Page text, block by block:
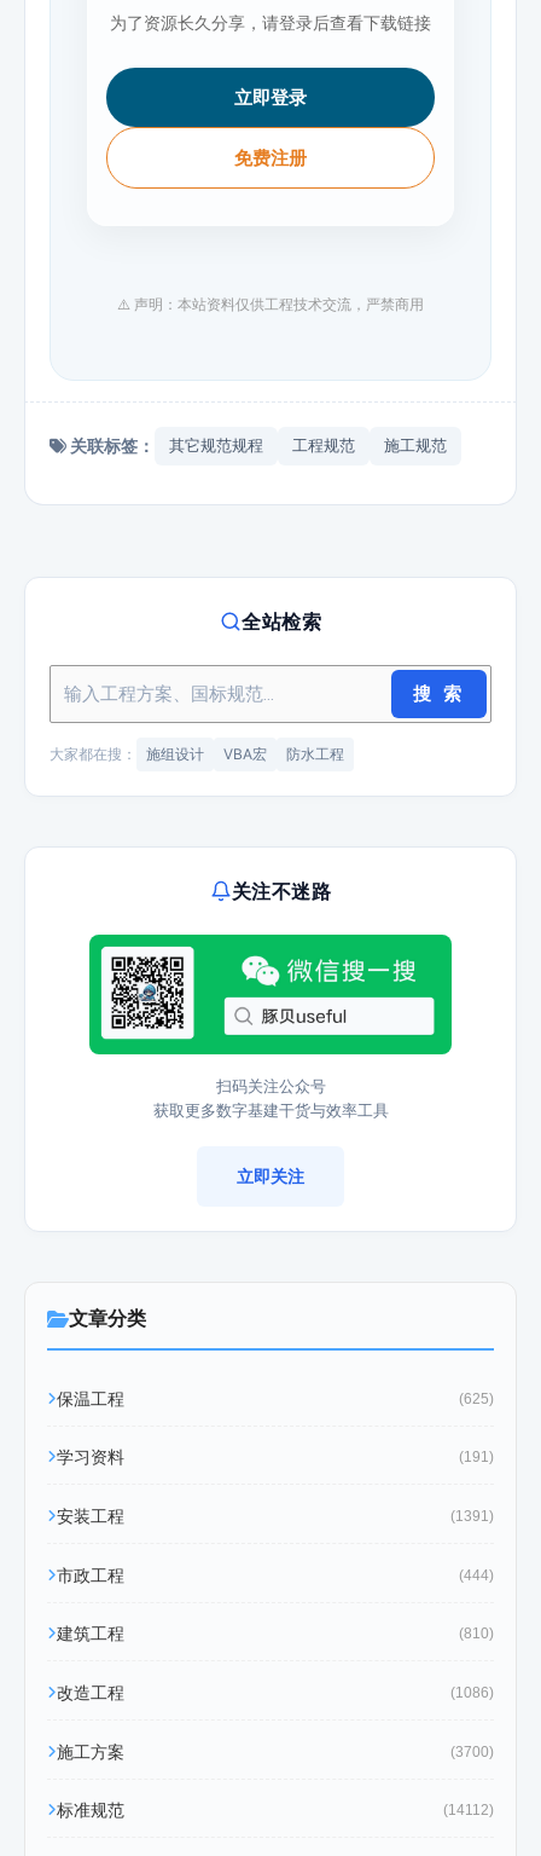
为了资源长久分享，请登录后查看下载链接
立即登录
免费注册
⚠️ 声明：本站资料仅供工程技术交流，严禁商用
关联标签： 其它规范规程 工程规范 施工规范
全站检索
搜 索
大家都在搜： 施组设计 VBA宏 防水工程
关注不迷路
扫码关注公众号
获取更多数字基建干货与效率工具
立即关注
文章分类
保温工程 (625)
学习资料 (191)
安装工程 (1391)
市政工程 (444)
建筑工程 (810)
改造工程 (1086)
施工方案 (3700)
标准规范 (14112)